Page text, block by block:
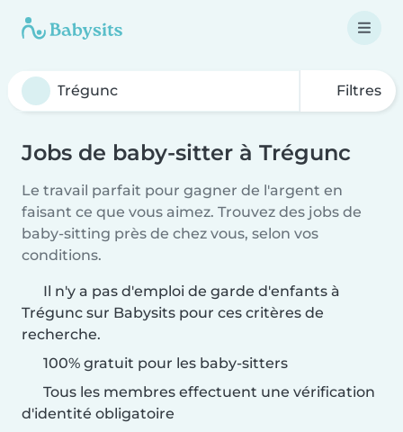
Filtres
Jobs de baby-sitter à Trégunc
Le travail parfait pour gagner de l'argent en
faisant ce que vous aimez. Trouvez des jobs de
baby-sitting près de chez vous, selon vos
conditions.
Il n'y a pas d'emploi de garde d'enfants à
Trégunc sur Babysits pour ces critères de
recherche.
100% gratuit pour les baby-sitters
Tous les membres effectuent une vérification
d'identité obligatoire